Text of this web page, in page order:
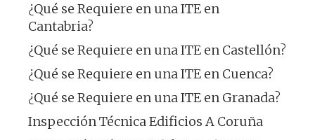
¿Qué se Requiere en una ITE en
Cantabria?
¿Qué se Requiere en una ITE en Castellón?
¿Qué se Requiere en una ITE en Cuenca?
¿Qué se Requiere en una ITE en Granada?
Inspección Técnica Edificios A Coruña